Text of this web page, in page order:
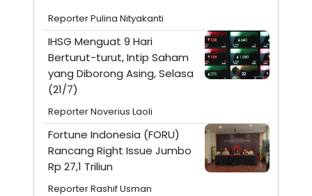
Reporter Pulina Nityakanti
IHSG Menguat 9 Hari
Berturut-turut, Intip Saham
yang Diborong Asing, Selasa
(21/7)
Reporter Noverius Laoli
Fortune Indonesia (FORU)
Rancang Right Issue Jumbo
Rp 27,1 Triliun
Reporter Rashif Usman